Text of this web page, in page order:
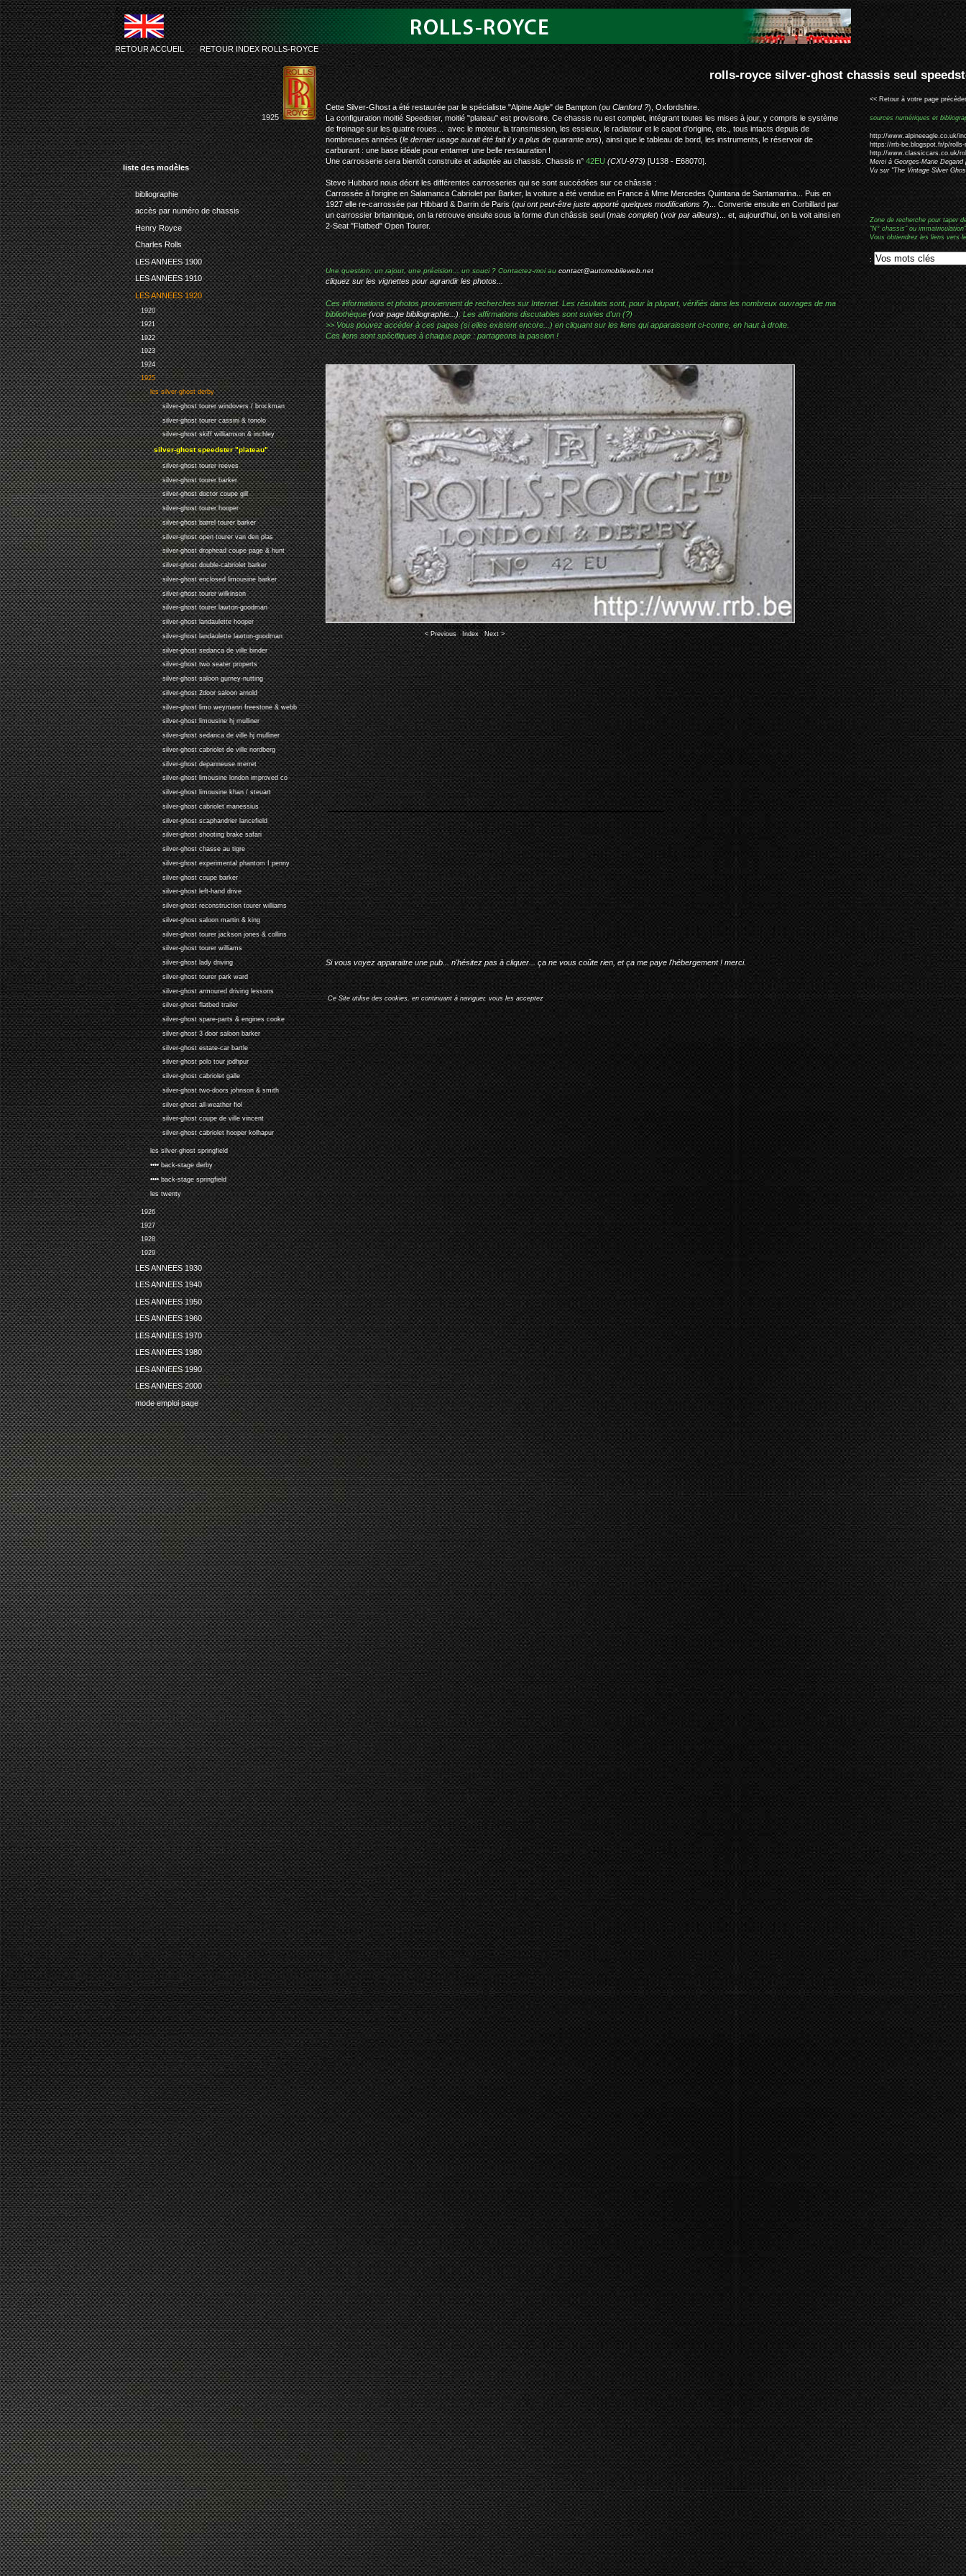
liste des modèles
bibliographie
accès par numéro de chassis
Henry Royce
Charles Rolls
LES ANNEES 1900
LES ANNEES 1910
LES ANNEES 1920
1920
1921
1922
1923
1924
1925
les silver-ghost derby
silver-ghost tourer windovers / brockman
silver-ghost tourer cassini & tonolo
silver-ghost skiff williamson & inchley
silver-ghost speedster "plateau"
silver-ghost tourer reeves
silver-ghost tourer barker
silver-ghost doctor coupe gill
silver-ghost tourer hooper
silver-ghost barrel tourer barker
silver-ghost open tourer van den plas
silver-ghost drophead coupe page & hunt
silver-ghost double-cabriolet barker
silver-ghost enclosed limousine barker
silver-ghost tourer wilkinson
silver-ghost tourer lawton-goodman
silver-ghost landaulette hooper
silver-ghost landaulette lawton-goodman
silver-ghost sedanca de ville binder
silver-ghost two seater properts
silver-ghost saloon gurney-nutting
silver-ghost 2door saloon arnold
silver-ghost limo weymann freestone & webb
silver-ghost limousine hj mulliner
silver-ghost sedanca de ville hj mulliner
silver-ghost cabriolet de ville nordberg
silver-ghost depanneuse merret
silver-ghost limousine london improved co
silver-ghost limousine khan / steuart
silver-ghost cabriolet manessius
silver-ghost scaphandrier lancefield
silver-ghost shooting brake safari
silver-ghost chasse au tigre
silver-ghost experimental phantom I penny
silver-ghost coupe barker
silver-ghost left-hand drive
silver-ghost reconstruction tourer williams
silver-ghost saloon martin & king
silver-ghost tourer jackson jones & collins
silver-ghost tourer williams
silver-ghost lady driving
silver-ghost tourer park ward
silver-ghost armoured driving lessons
silver-ghost flatbed trailer
silver-ghost spare-parts & engines cooke
silver-ghost 3 door saloon barker
silver-ghost estate-car bartle
silver-ghost polo tour jodhpur
silver-ghost cabriolet galle
silver-ghost two-doors johnson & smith
silver-ghost all-weather fiol
silver-ghost coupe de ville vincent
silver-ghost cabriolet hooper kolhapur
les silver-ghost springfield
•••• back-stage derby
•••• back-stage springfield
les twenty
1926
1927
1928
1929
LES ANNEES 1930
LES ANNEES 1940
LES ANNEES 1950
LES ANNEES 1960
LES ANNEES 1970
LES ANNEES 1980
LES ANNEES 1990
LES ANNEES 2000
mode emploi page
rolls-royce silver-ghost chassis seul speedster "plateau" #42eu
RETOUR ACCUEIL-RETOUR INDEX ROLLS-ROYCE
1925
Cette Silver-Ghost a été restaurée par le spécialiste "Alpine Aigle" de Bampton (ou Clanford ?), Oxfordshire.
La configuration moitié Speedster, moitié "plateau" est provisoire. Ce chassis nu est complet, intégrant toutes les mises à jour, y compris le système
de freinage sur les quatre roues... avec le moteur, la transmission, les essieux, le radiateur et le capot d'origine, etc., tous intacts depuis de
nombreuses années (le dernier usage aurait été fait il y a plus de quarante ans), ainsi que le tableau de bord, les instruments, le réservoir de
carburant : une base idéale pour entamer une belle restauration !
Une carrosserie sera bientôt construite et adaptée au chassis. Chassis n°42EU (CXU-973) [U138 - E68070].
Steve Hubbard nous décrit les différentes carrosseries qui se sont succédées sur ce châssis :
Carrossée à l'origine en Salamanca Cabriolet par Barker, la voiture a été vendue en France à Mme Mercedes Quintana de Santamarina... Puis en
1927 elle re-carrossée par Hibbard & Darrin de Paris (qui ont peut-être juste apporté quelques modifications ?)... Convertie ensuite en Corbillard par
un carrossier britannique, on la retrouve ensuite sous la forme d'un châssis seul (mais complet) (voir par ailleurs)... et, aujourd'hui, on la voit ainsi en
2-Seat "Flatbed" Open Tourer.
Une question, un rajout, une précision... un souci ? Contactez-moi aucontact@automobileweb.net
cliquez sur les vignettes pour agrandir les photos...
Ces informations et photos proviennent de recherches sur Internet. Les résultats sont, pour la plupart, vérifiés dans les nombreux ouvrages de ma
bibliothèque(voir page bibliographie...). Les affirmations discutables sont suivies d'un (?)
>> Vous pouvez accéder à ces pages (si elles existent encore...) en cliquant sur les liens qui apparaissent ci-contre, en haut à droite.
Ces liens sont spécifiques à chaque page : partageons la passion !
Image 3 of 50
< Previous|Index|Next >
Si vous voyez apparaitre une pub... n'hésitez pas à cliquer... ça ne vous coûte rien, et ça me paye l'hébergement ! merci.
Ce Site utilise des cookies, en continuant à naviguer, vous les acceptez
<< Retour à votre page
sources numériques et
http://www.alpineeagle.co.uk/
https://rrb-be.blogspot.fr/p/
http://www.classiccars.co.uk/
Merci à Georges-Marie
Vu sur "The Vintage Silver
Zone de recherche pour taper
"N° chassis" ou
Vous obtiendrez les liens vers
: